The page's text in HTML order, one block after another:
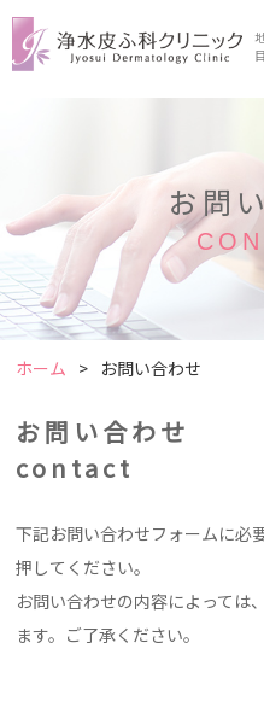
お問
ホーム お問い合わせ
お問い合わせ
contact
下記お問い合わせフォームに必
押してください。
お問い合わせの内容によっては
ます。ご了承ください。